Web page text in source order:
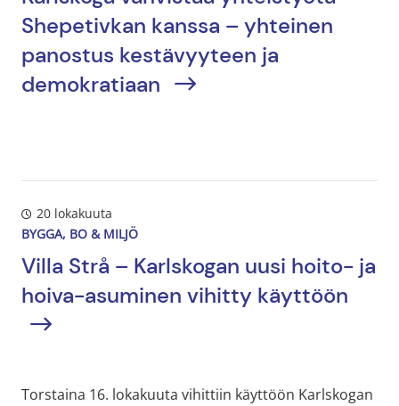
Shepetivkan kanssa – yhteinen
panostus kestävyyteen ja
demokratiaan
20 lokakuuta
BYGGA, BO & MILJÖ
Villa Strå – Karlskogan uusi hoito- ja
hoiva-asuminen vihitty käyttöön
Torstaina 16. lokakuuta vihittiin käyttöön Karlskogan